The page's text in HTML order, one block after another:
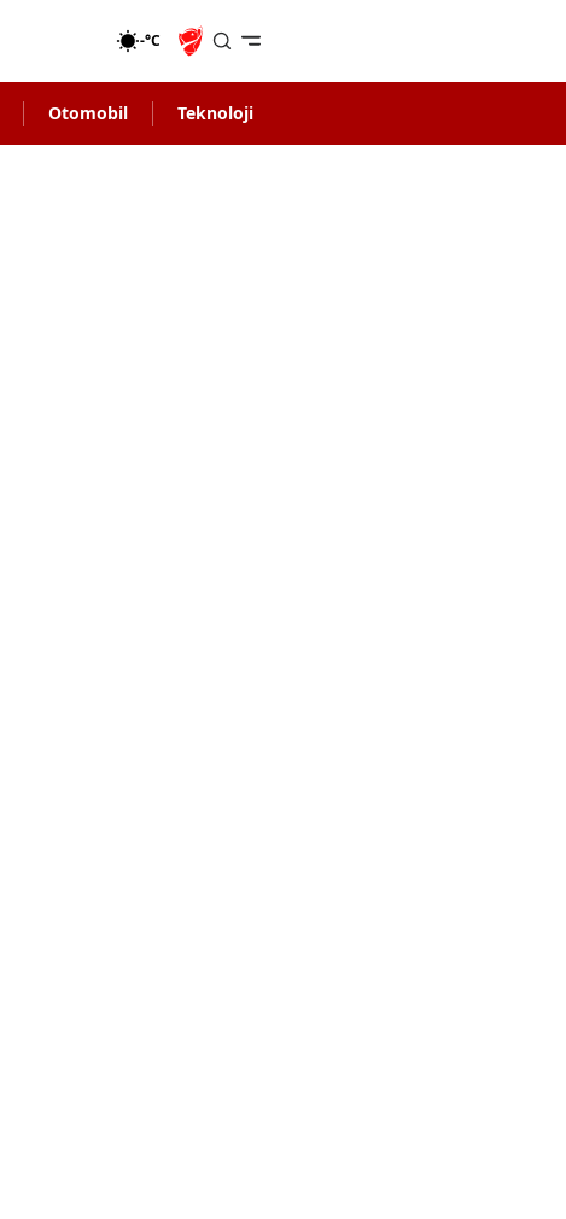
-°C
Otomobil Teknoloji